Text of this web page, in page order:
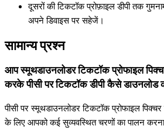
दूसरों की टिकटॉक प्रोफ़ाइल डीपी तक
अपने डिवाइस पर सहेजें।
सामान्य प्रश्न
आप स्मूथडाउनलोडर टिकटॉक प्रोफाइल
करके पीसी पर टिकटॉक डीपी कैसे डाउनलोड
पीसी पर स्मूथडाउनलोडर टिकटॉक प्रोफाइल
के लिए आपको कई सुव्यवस्थित चरणों का पालन